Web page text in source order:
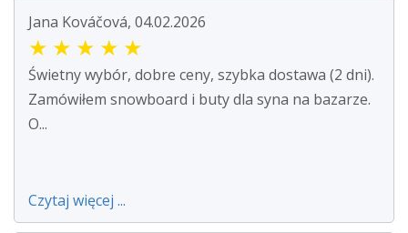
Jana Kováčová, 04.02.2026
★ ★ ★ ★ ★
Świetny wybór, dobre ceny, szybka dostawa (2 dni).
Zamówiłem snowboard i buty dla syna na bazarze.
O...
Czytaj więcej ...